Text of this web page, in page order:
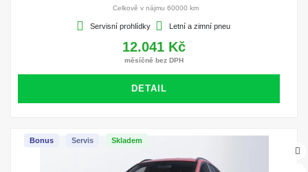
Celkově v nájmu 60000 km
Servisní prohlídky Letní a zimní pneu
12.041 Kč
měsíčně bez DPH
DETAIL
Skladem
Servis
Bonus